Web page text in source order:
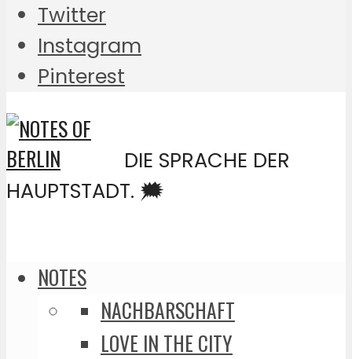
Twitter
Instagram
Pinterest
DIE SPRACHE DER
HAUPTSTADT. 🗯️
NOTES
NACHBARSCHAFT
LOVE IN THE CITY